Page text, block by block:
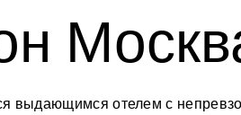
выдающимся отелем с